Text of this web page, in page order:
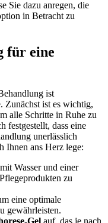
Sie dazu anregen, die
in Betracht zu
für⁤ eine
⁣ist
Zunächst ‍ist es wichtig,
alle Schritte in Ruhe⁣ zu
‍festgestellt, dass eine
unerlässlich
Ihnen⁤ ans ​Herz lege:
Wasser und einer
zu
eine optimale
gewährleisten.
Gel auf, das je nach